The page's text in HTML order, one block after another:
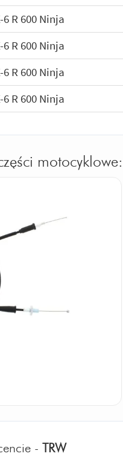
6 R 600 Ninja
6 R 600 Ninja
6 R 600 Ninja
6 R 600 Ninja
motocyklowe:
- TRW